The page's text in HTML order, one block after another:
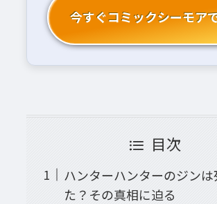
今すぐコミックシーモア
目次
ハンターハンターのジンは
た？その真相に迫る